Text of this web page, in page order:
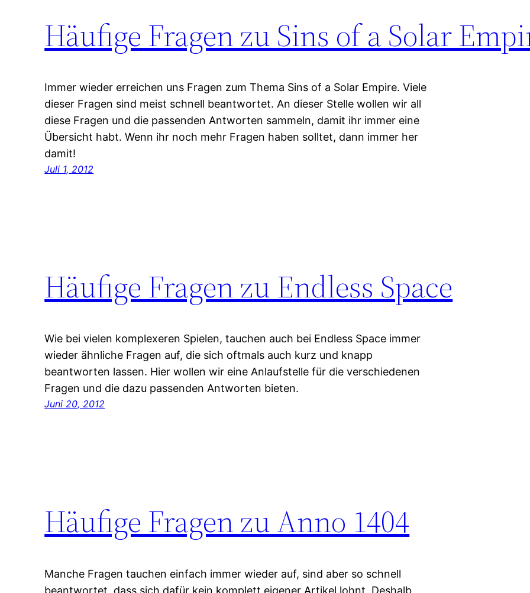
Häufige Fragen zu Sins of a Solar
Immer wieder erreichen uns Fragen zum Thema Sins of a Solar Empire. Viele
dieser Fragen sind meist schnell beantwortet. An dieser Stelle wollen wir all
diese Fragen und die passenden Antworten sammeln, damit ihr immer eine
Übersicht habt. Wenn ihr noch mehr Fragen haben solltet, dann immer her
damit!
Juli 1, 2012
Häufige Fragen zu Endless Space
Wie bei vielen komplexeren Spielen, tauchen auch bei Endless Space immer
wieder ähnliche Fragen auf, die sich oftmals auch kurz und knapp
beantworten lassen. Hier wollen wir eine Anlaufstelle für die verschiedenen
Fragen und die dazu passenden Antworten bieten.
Juni 20, 2012
Häufige Fragen zu Anno 1404
Manche Fragen tauchen einfach immer wieder auf, sind aber so schnell
beantwortet, dass sich dafür kein komplett eigener Artikel lohnt. Deshalb